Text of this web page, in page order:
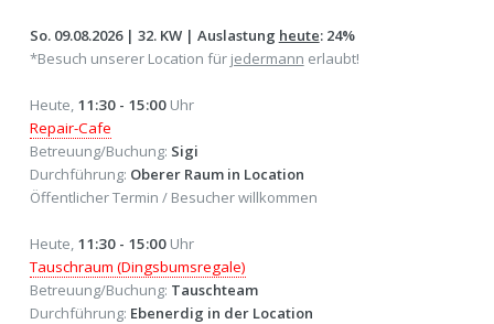
So. 09.08.2026 | 32. KW | Auslastung heute: 24%
*Besuch unserer Location für jedermann erlaubt!
Heute, 11:30 - 15:00 Uhr
Repair-Cafe
Betreuung/Buchung: Sigi
Durchführung: Oberer Raum in Location
Öffentlicher Termin / Besucher willkommen
Heute, 11:30 - 15:00 Uhr
Tauschraum (Dingsbumsregale)
Betreuung/Buchung: Tauschteam
Durchführung: Ebenerdig in der Location